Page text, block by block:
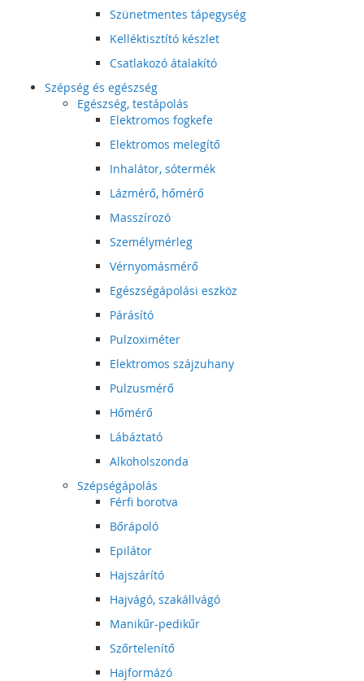
Szünetmentes tápegység
Kelléktisztító készlet
Csatlakozó átalakító
Szépség és egészség
Egészség, testápolás
Elektromos fogkefe
Elektromos melegítő
Inhalátor, sótermék
Lázmérő, hőmérő
Masszírozó
Személymérleg
Vérnyomásmérő
Egészségápolási eszköz
Párásító
Pulzoximéter
Elektromos szájzuhany
Pulzusmérő
Hőmérő
Lábáztató
Alkoholszonda
Szépségápolás
Férfi borotva
Bőrápoló
Epilátor
Hajszárító
Hajvágó, szakállvágó
Manikűr-pedikűr
Szőrtelenítő
Hajformázó